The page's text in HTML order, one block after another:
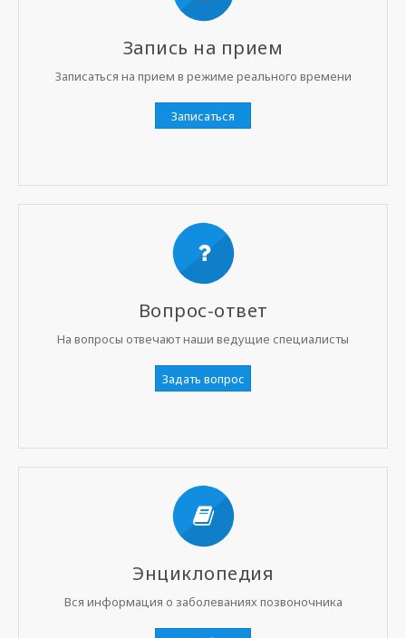
Запись на прием
Записаться на прием в режиме реального времени
Записаться
Вопрос-ответ
На вопросы отвечают наши ведущие специалисты
Задать вопрос
Энциклопедия
Вся информация о заболеваниях позвоночника